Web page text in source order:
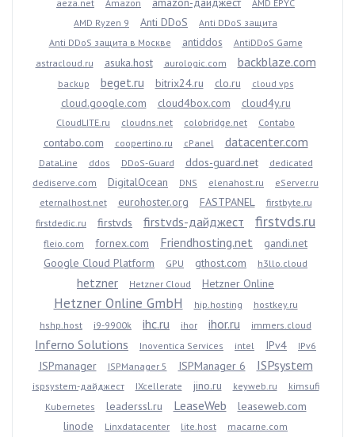
aeza.net Amazon
AMD EPYC
AMD Ryzen 9
Anti DDoS
Anti DDoS защита
Anti DDoS защита в Москве
antiddos
AntiDDoS Game
astracloud.ru
asuka.host aurologic.com backblaze.com
backup beget.ru bitrix24.ru clo.ru cloud vps
cloud.google.com cloud4box.com cloud4y.ru
CloudLITE.ru cloudns.net colobridge.net Contabo
contabo.com coopertino.ru cPanel datacenter.com
DataLine ddos DDoS-Guard ddos-guard.net
dedicated
dediserve.com
DigitalOcean DNS elenahost.ru
eServer.ru
eternalhost.net
eurohoster.org FASTPANEL
firstbyte.ru
firstdedic.ru
firstvds firstvds-дайджест firstvds.ru
fleio.com fornex.com Friendhosting.net
gandi.net
Google Cloud Platform
GPU gthost.com h3llo.cloud
hetzner Hetzner Cloud Hetzner Online
Hetzner Online GmbH hip.hosting
hostkey.ru
hshp.host
i9-9900k ihc.ru ihor ihor.ru immers.cloud
Inferno Solutions Inoventica Services intel IPv4 IPv6
ISPmanager ISPManager 5 ISPManager 6 ISPsystem
ispsystem-дайджест IXcellerate jino.ru keyweb.ru
kimsufi
Kubernetes
leaderssl.ru LeaseWeb
leaseweb.com
linode
Linxdatacenter lite.host
macarne.com